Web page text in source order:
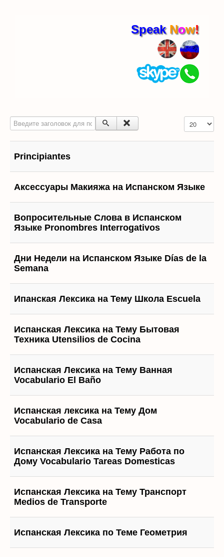
Speak Now!
Введите заголовок для поиска...
Principiantes
Аксессуары Макияжа на Испанском Языке
Вопросительные Слова в Испанском
Языке Pronombres Interrogativos
Дни Недели на Испанском Языке Días de la
Semana
Ипанская Лексика на Тему Школа Escuela
Испанская Лексика на Тему Бытовая
Техника Utensilios de Cocina
Испанская Лексика на Тему Ванная
Vocabulario El Baño
Испанская лексика на Тему Дом
Vocabulario de Casa
Испанская Лексика на Тему Работа по
Дому Vocabulario Tareas Domesticas
Испанская Лексика на Тему Транспорт
Medios de Transporte
Испанская Лексика по Теме Геометрия